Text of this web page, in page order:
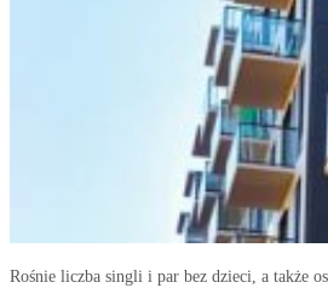
Rośnie liczba singli i par bez dzieci, a także